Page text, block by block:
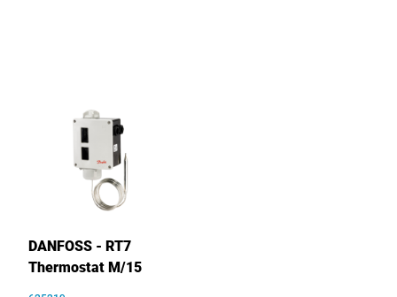
DANFOSS - RT7
Thermostat M/15